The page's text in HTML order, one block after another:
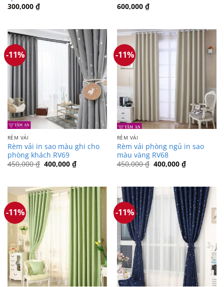
300,000 ₫
600,000 ₫
-11%
RÈM VẢI
Rèm vải in sao màu ghi cho
phòng khách RV69
450,000₫ Giá
gốc
400,000 ₫Giá
hiện
400,000 ₫.
-11%
RÈM VẢI
Rèm vải phòng ngủ in sao
màu vàng RV68
450,000₫ Giá
gốc
400,000 ₫Giá
hiện
400,000 ₫.
-11% -11%